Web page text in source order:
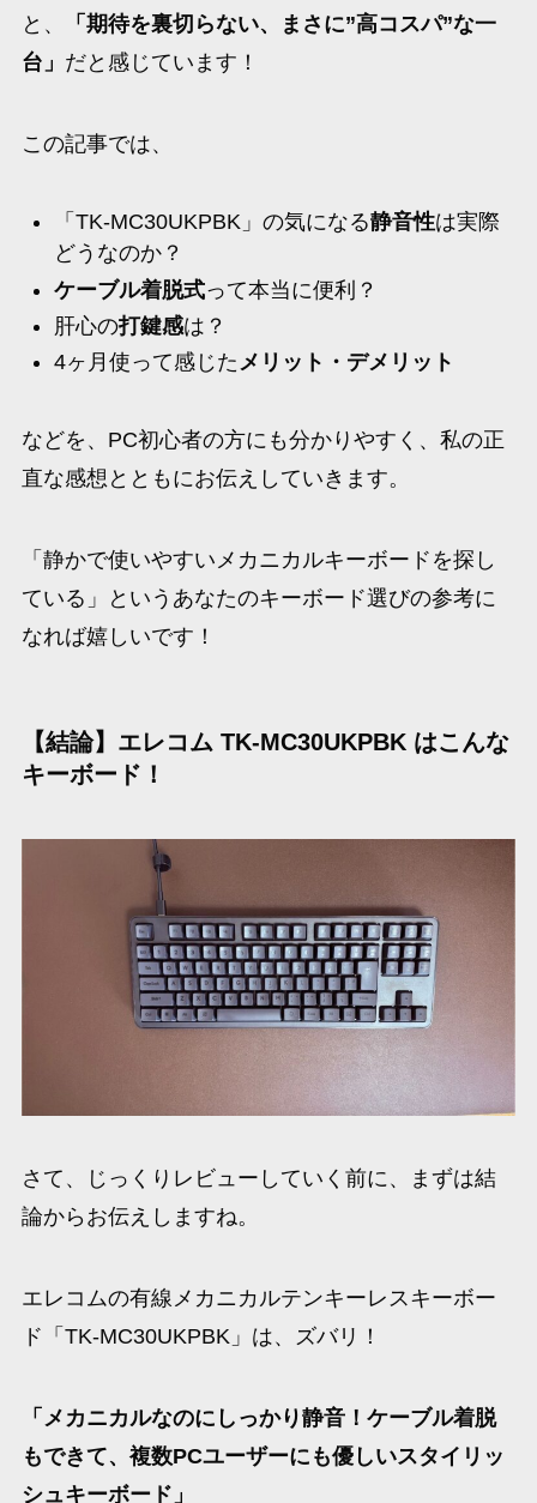
と、
「期待を裏切らない、まさに”高コスパ”な一
台」 だと感じています！
この記事では、
「TK-MC30UKPBK」の気になる静音性は実際
どうなのか？
ケーブル着脱式って本当に便利？
肝心の打鍵感は？
4ヶ月使って感じたメリット・デメリット
などを、PC初心者の方にも分かりやすく、私の正
直な感想とともにお伝えしていきます。
「静かで使いやすいメカニカルキーボードを探し
ている」というあなたのキーボード選びの参考に
なれば嬉しいです！
【結論】エレコム TK-MC30UKPBK はこんな
キーボード！
さて、じっくりレビューしていく前に、まずは結
論からお伝えしますね。
エレコムの有線メカニカルテンキーレスキーボー
ド「TK-MC30UKPBK」は、ズバリ！
「メカニカルなのにしっかり静音！ケーブル着脱
もできて、複数PCユーザーにも優しいスタイリッ
シュキーボード」